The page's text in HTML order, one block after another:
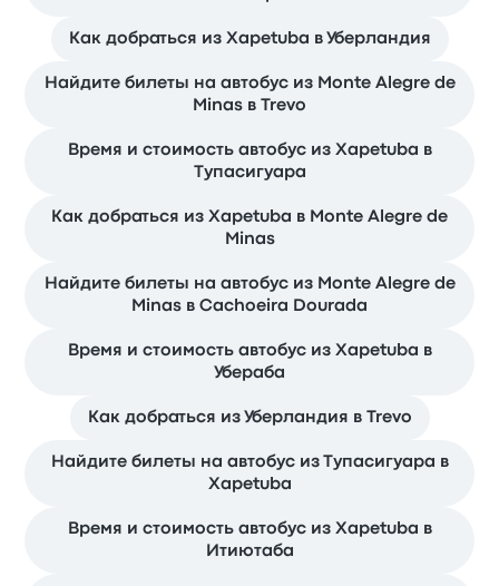
Как добраться из Xapetuba в Уберландия
Найдите билеты на автобус из Monte Alegre de
Minas в Trevo
Время и стоимость автобус из Xapetuba в
Тупасигуара
Как добраться из Xapetuba в Monte Alegre de
Minas
Найдите билеты на автобус из Monte Alegre de
Minas в Cachoeira Dourada
Время и стоимость автобус из Xapetuba в
Убераба
Как добраться из Уберландия в Trevo
Найдите билеты на автобус из Тупасигуара в
Xapetuba
Время и стоимость автобус из Xapetuba в
Итиютаба